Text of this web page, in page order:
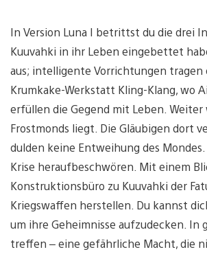
In Version Luna I betrittst du die drei
Kuuvahki in ihr Leben eingebettet
aus; intelligente Vorrichtungen tragen
Krumkake-Werkstatt Kling-Klang, wo
erfüllen die Gegend mit Leben. Weiter
Frostmonds liegt. Die Gläubigen dort
dulden keine Entweihung des
Krise heraufbeschwören. Mit einem
Konstruktionsbüro zu Kuuvahki der
Kriegswaffen herstellen. Du kannst
um ihre Geheimnisse aufzudecken. In
treffen – eine gefährliche Macht, die